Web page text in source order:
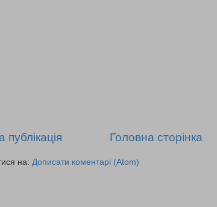
публікація Головна сторінка
на: Дописати коментарі (Atom)